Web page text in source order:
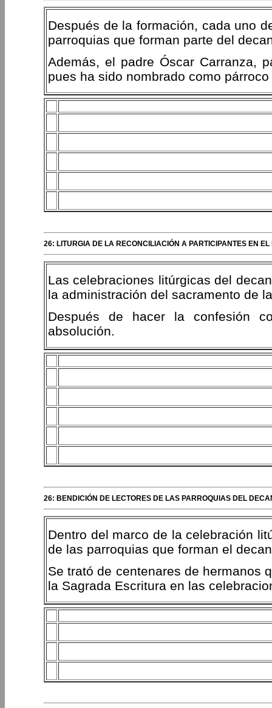
Después de la formación, cada uno
parroquias que forman parte del
Además, el padre Óscar Carranza,
pues ha sido nombrado como
26: LITURGIA DE LA RECONCILIACIÓN A PARTICIPANTES EN
Las celebraciones litúrgicas del
la administración del sacramento de
Después de hacer la confesión
absolución.
26: BENDICIÓN DE LECTORES DE LAS PARROQUIAS DEL
Dentro del marco de la celebración
de las parroquias que forman el
Se trató de centenares de hermanos
la Sagrada Escritura en las